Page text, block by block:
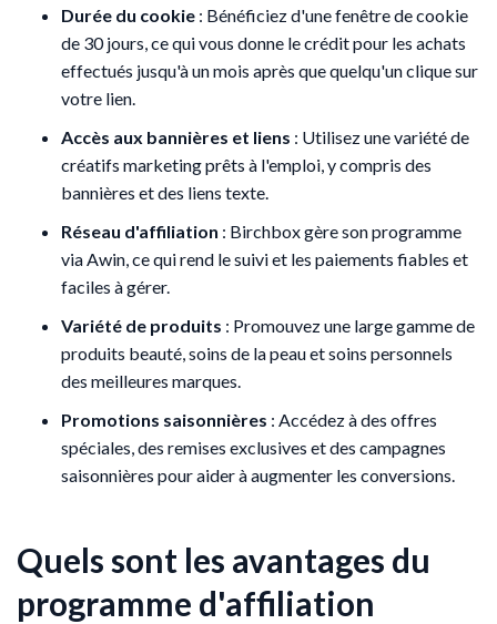
Durée du cookie : Bénéficiez d'une fenêtre de cookie
de 30 jours, ce qui vous donne le crédit pour les achats
effectués jusqu'à un mois après que quelqu'un clique sur
votre lien.
Accès aux bannières et liens : Utilisez une variété de
créatifs marketing prêts à l'emploi, y compris des
bannières et des liens texte.
Réseau d'affiliation : Birchbox gère son programme
via Awin, ce qui rend le suivi et les paiements fiables et
faciles à gérer.
Variété de produits : Promouvez une large gamme de
produits beauté, soins de la peau et soins personnels
des meilleures marques.
Promotions saisonnières : Accédez à des offres
spéciales, des remises exclusives et des campagnes
saisonnières pour aider à augmenter les conversions.
Quels sont les avantages du
programme d'affiliation